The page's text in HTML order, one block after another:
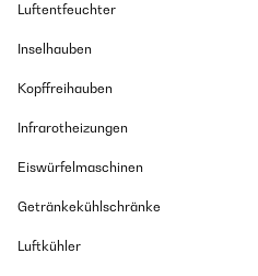
Luftentfeuchter
Inselhauben
Kopffreihauben
Infrarotheizungen
Eiswürfelmaschinen
Getränkekühlschränke
Luftkühler